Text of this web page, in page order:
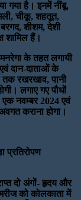
गया है। इनमें नींबू,
चीकू, शहतूत,
शीशम, देशी
शामिल हैं।
मनरेगा के तहत लगायी
दान-दाताओं के
तक रखरखाव, पानी
लगाए गए पौधों
एक नवम्बर 2024 एवं
कराना होगा।
प्रतिरोपण
दो अंगों- हृदय और
को कोलकाता में